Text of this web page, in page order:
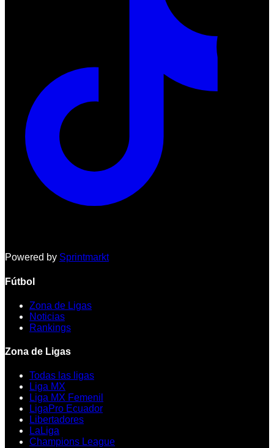
Powered by Sprintmarkt
Fútbol
Zona de Ligas
Noticias
Rankings
Zona de Ligas
Todas las ligas
Liga MX
Liga MX Femenil
LigaPro Ecuador
Libertadores
LaLiga
Champions League